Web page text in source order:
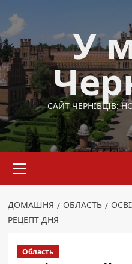
до
вмісту
У
САЙТ ЧЕРНІВЦІВ:
меню
ДОМАШНЯ ОБЛАСТЬ
РЕЦЕПТ ДНЯ
Область